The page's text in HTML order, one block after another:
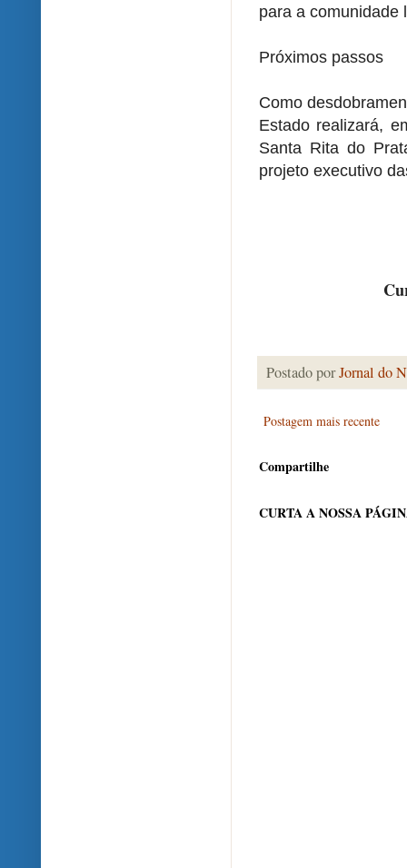
para a comunidade
Próximos passos
Como
Estado realizará,
Santa Rita do
projeto executivo
Postado porJornal do
Postagem mais recente
Compartilhe
CURTA A NOSSA